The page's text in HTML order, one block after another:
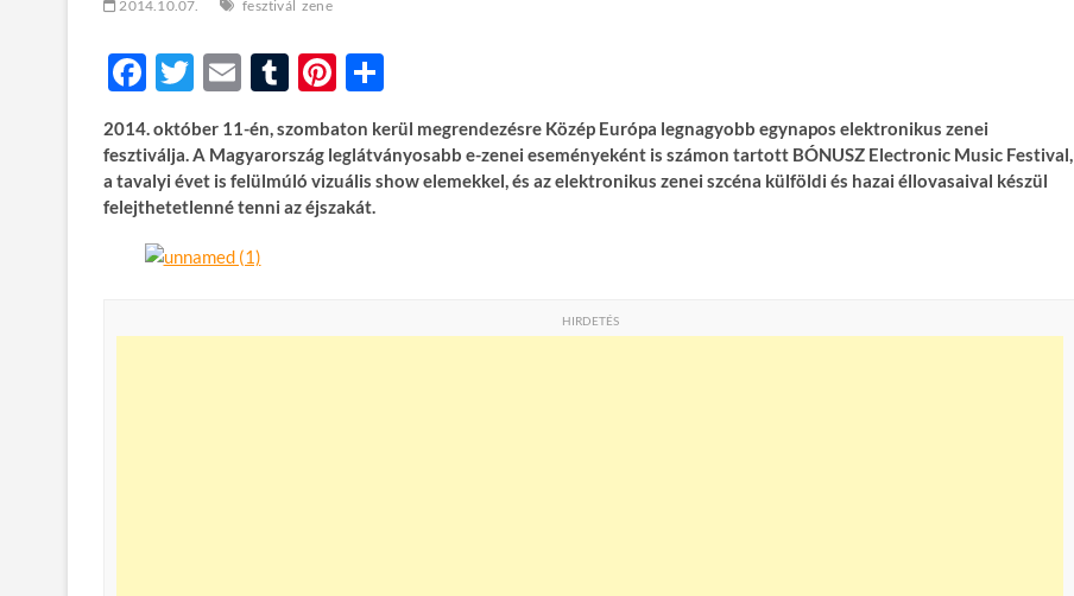
2014.10.07. fesztivál zene
F
ac
e
b
o
o
T
w
itt
er
E
m
ail
T
m
bl
r
Pi
nt
er
es
t
ss
za
m
2014. október 11-én, szombaton kerül megrendezésre Közép Európa legnagyobb egynapos elektronikus zenei
fesztiválja. A Magyarország leglátványosabb e-zenei eseményeként is számon tartott BÓNUSZ Electronic Music Festival,
a tavalyi évet is felülmúló vizuális show elemekkel, és az elektronikus zenei szcéna külföldi és hazai éllovasaival készül
felejthetetlenné tenni az éjszakát.
HIRDETÉS